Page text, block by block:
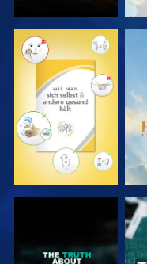
ANSEHEN